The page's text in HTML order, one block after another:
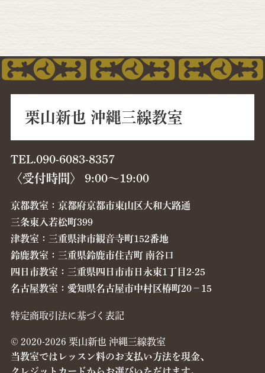
栗山新也 沖縄三線教室
TEL.090-6083-8357
〈受付時間〉 9:00〜19:00
京都教室：京都府京都市東山区大和大路通
三条東入若松町399
津教室：三重県津市観音寺町152番地
鈴鹿教室：三重県鈴鹿市住吉町 南谷口
四日市教室：三重県四日市市日永東1丁目2-25
名古屋教室：愛知県名古屋市中村区椿町20−15
特定商取引法に基づく表記
© 2020-2026 栗山新也 沖縄三線教室
当教室ではレッスン料のお支払い方法を現金、